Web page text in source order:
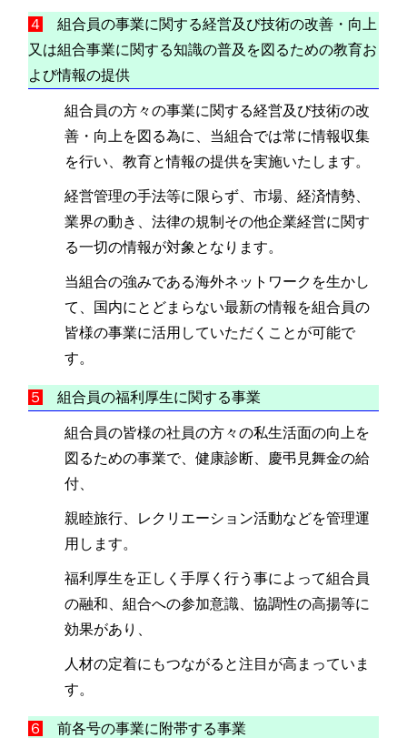
４
組合員の事業に関する経営及び技術の改善・向上
又は組合事業に関する知識の普及を図るための教育お
よび情報の提供
組合員の方々の事業に関する経営及び技術の改
善・向上を図る為に、当組合では常に情報収集
を行い、教育と情報の提供を実施いたします。
経営管理の手法等に限らず、市場、経済情勢、
業界の動き、法律の規制その他企業経営に関す
る一切の情報が対象となります。
当組合の強みである海外ネットワークを生かし
て、国内にとどまらない最新の情報を組合員の
皆様の事業に活用していただくことが可能で
す。
５ 組合員の福利厚生に関する事業
組合員の皆様の社員の方々の私生活面の向上を
図るための事業で、健康診断、慶弔見舞金の給
付、
親睦旅行、レクリエーション活動などを管理運
用します。
福利厚生を正しく手厚く行う事によって組合員
の融和、組合への参加意識、協調性の高揚等に
効果があり、
人材の定着にもつながると注目が高まっていま
す。
６ 前各号の事業に附帯する事業